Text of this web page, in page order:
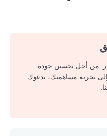
من أجل تحسين جودة
إلى تجربة مساهمتك، ندعوك